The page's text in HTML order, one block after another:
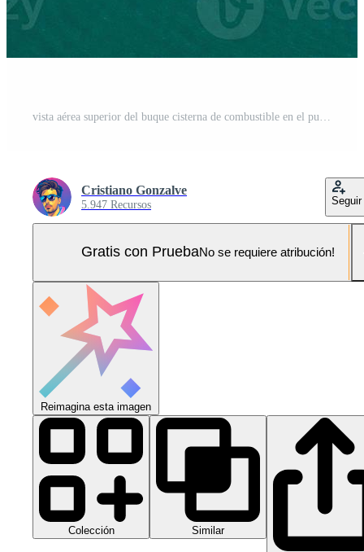
Cristiano Gonzalve
5.947 Recursos Seguir
Gratis con PruebaNo se requiere atribución!
Reimagina esta imagen
Colección Similar